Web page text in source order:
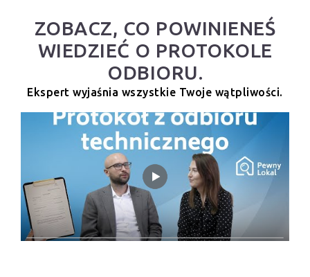
ZOBACZ, CO POWINIENEŚ
WIEDZIEĆ O PROTOKOLE
ODBIORU.
Ekspert wyjaśnia wszystkie Twoje wątpliwości.